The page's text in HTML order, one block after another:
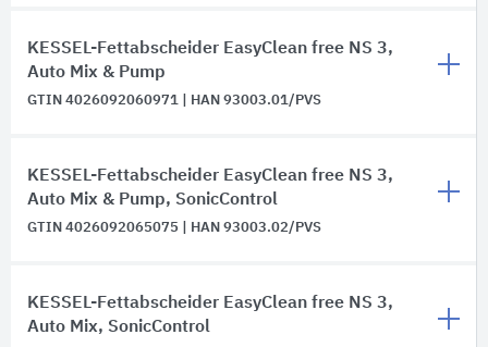
KESSEL-Fettabscheider EasyClean free NS 3,
Auto Mix & Pump
GTIN 4026092060971 | HAN 93003.01/PVS
KESSEL-Fettabscheider EasyClean free NS 3,
Auto Mix & Pump, SonicControl
GTIN 4026092065075 | HAN 93003.02/PVS
KESSEL-Fettabscheider EasyClean free NS 3,
Auto Mix, SonicControl